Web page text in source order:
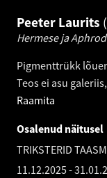
Peeter Laurits
Hermese ja
Pigmenttrükk
Teos ei asu
Raamita
Osalenud näitusel
TRIKSTERID
11.12.2025-